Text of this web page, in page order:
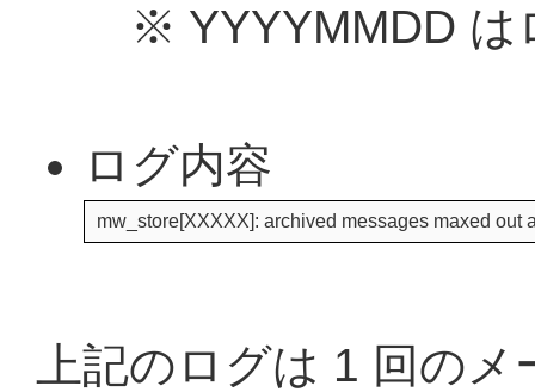
※ YYYYMMDD は
ログ内容
mw_store[XXXXX]: archived messages maxed out
上記のログは 1 回の